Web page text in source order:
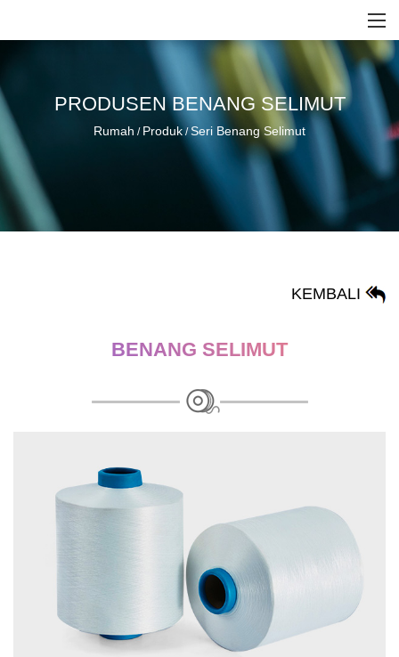
PRODUSEN BENANG SELIMUT
Rumah / Produk /Seri Benang Selimut
KEMBALI
BENANG SELIMUT